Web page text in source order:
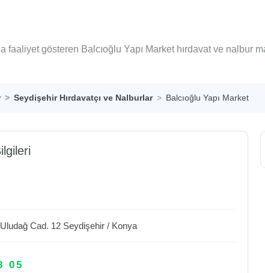
faaliyet gösteren Balcıoğlu Yapı Market hırdavat ve nalbur
Seydişehir Hırdavatçı ve Nalburlar Balcıoğlu Yapı Market
Cad. 12 Seydişehir / Konya
05